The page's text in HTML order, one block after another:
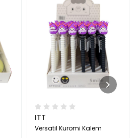
ITT
Versatil Kuromi Kalem